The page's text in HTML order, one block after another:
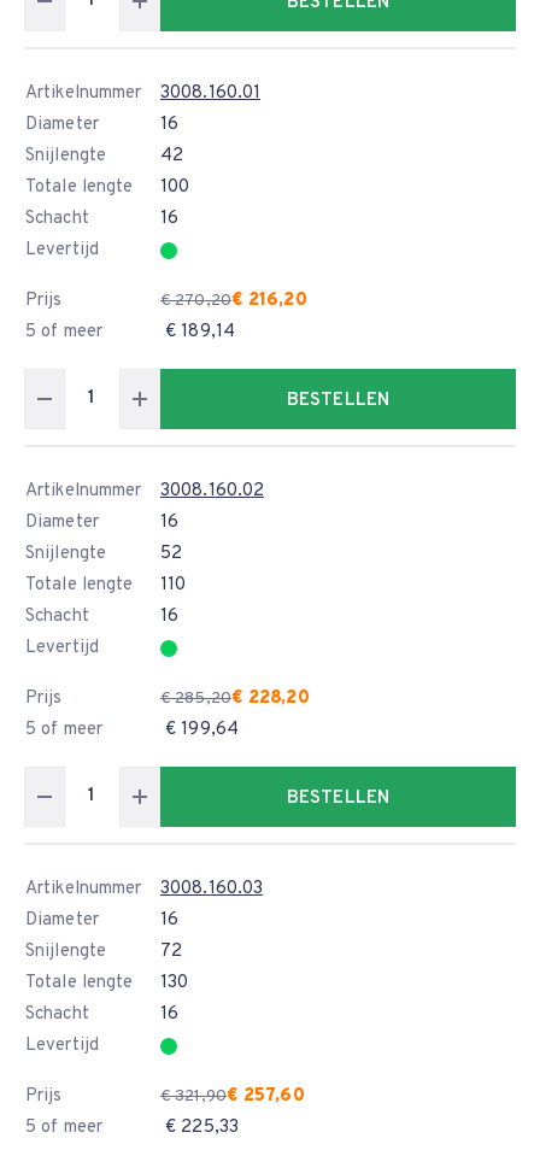
Artikelnummer
3008.160.01
Diameter
16
Snijlengte
42
Totale lengte
100
Schacht
16
Levertijd
Prijs € 270,20€ 216,20
5 of meer
€ 189,14
BESTELLEN
Artikelnummer
3008.160.02
Diameter
16
Snijlengte
52
Totale lengte
110
Schacht
16
Levertijd
Prijs € 285,20€ 228,20
5 of meer
€ 199,64
BESTELLEN
Artikelnummer
3008.160.03
Diameter
16
Snijlengte
72
Totale lengte
130
Schacht
16
Levertijd
Prijs € 321,90€ 257,60
5 of meer
€ 225,33